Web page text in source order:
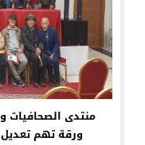
منتدى الصحافيات
ورقة تهم